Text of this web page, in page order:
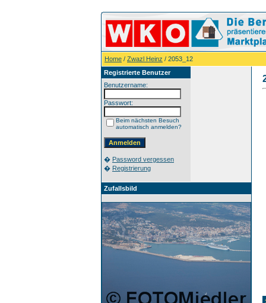
Home / Zwazl Heinz / 2053_12
Registrierte Benutzer
Benutzername:
Passwort:
Beim nächsten Besuch
automatisch anmelden?
� Password vergessen
� Registrierung
Zufallsbild